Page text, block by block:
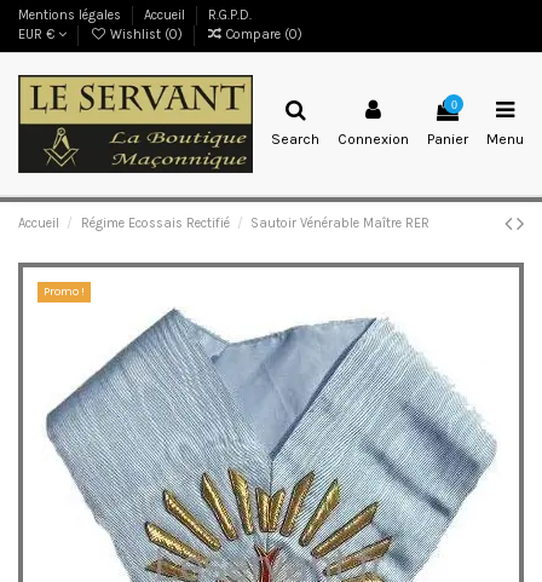
Mentions légales Accueil
R.G.P.D.
EUR €
Wishlist (0) Compare (0)
Search Connexion
0
Panier Menu
Accueil Régime Ecossais Rectifié Sautoir Vénérable Maître RER
Promo !